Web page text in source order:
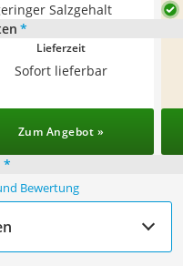
Salzgehalt
*
Lieferzeit
Sofort lieferbar
Zum Angebot »
*
Bewertung